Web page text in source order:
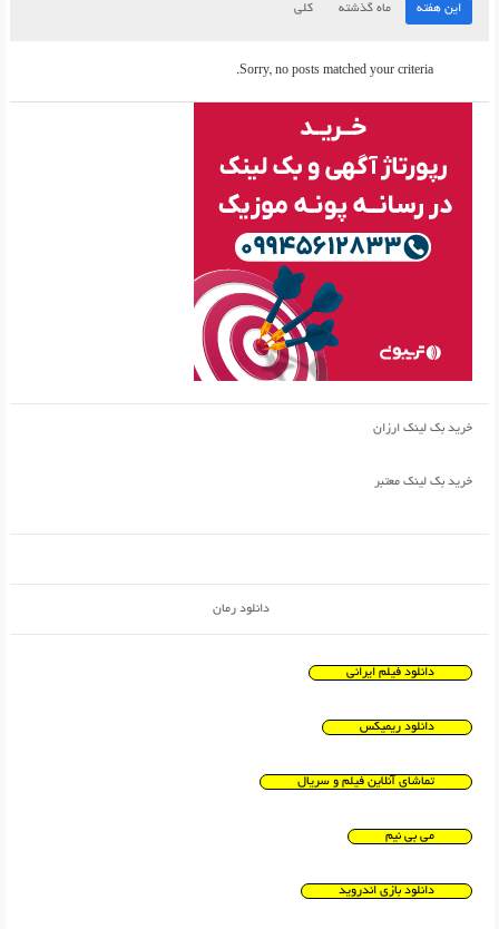
این هفته ماه گذشته کلی
Sorry, no posts matched your criteria.
خرید بک لینک ارزان
خرید بک لینک معتبر
دانلود رمان
دانلود فیلم ایرانی
دانلود ریمیکس
تماشای آنلاین فیلم و سریال
می بی نیم
دانلود بازی اندروید